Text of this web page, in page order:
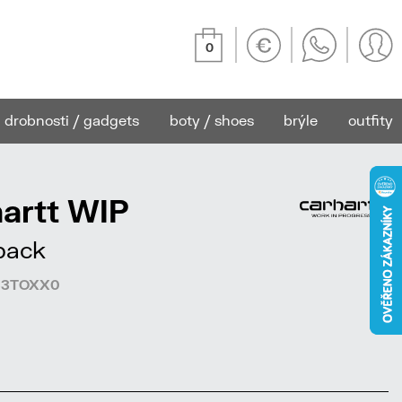
0
drobnosti / gadgets boty / shoes brýle outfity
WIP